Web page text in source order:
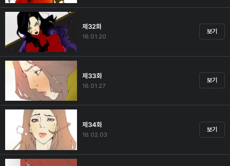
제32화
16.01.20
보기
제33화
16.01.27
보기
제34화
16.02.03
보기